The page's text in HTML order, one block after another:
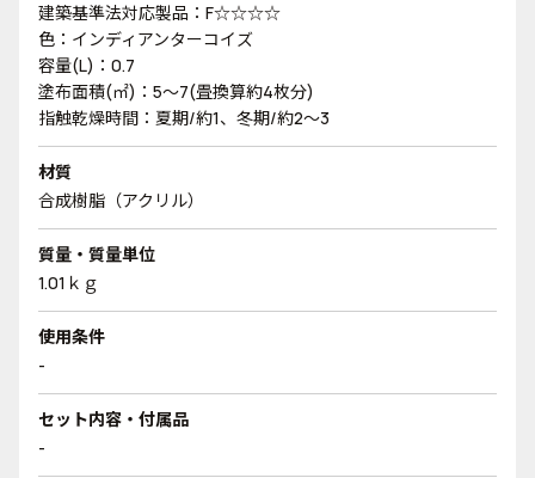
建築基準法対応製品：F☆☆☆☆
色：インディアンターコイズ
容量(L)：0.7
塗布面積(㎡)：5～7(畳換算約4枚分)
指触乾燥時間：夏期/約1、冬期/約2～3
材質
合成樹脂（アクリル）
質量・質量単位
1.01ｋｇ
使用条件
-
セット内容・付属品
-